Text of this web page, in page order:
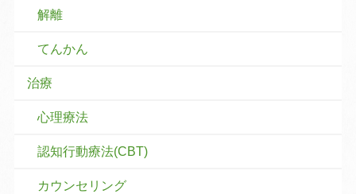
解離
てんかん
治療
心理療法
認知行動療法(CBT)
カウンセリング